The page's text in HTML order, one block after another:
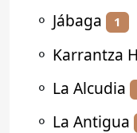
⚬ Jábaga 1
⚬ Karrantza
⚬ La Alcudia
⚬ La Antigua